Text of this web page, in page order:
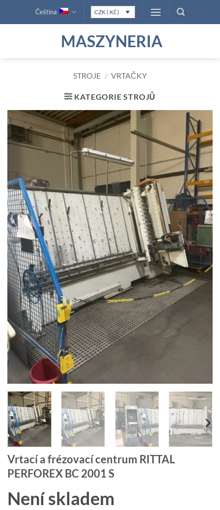
Čeština CZK ( Kč )
MASZYNERIA
STROJE / VRTAČKY
KATEGORIE STROJŮ
Vrtací a frézovací centrum RITTAL
PERFOREX BC 2001 S
Není skladem